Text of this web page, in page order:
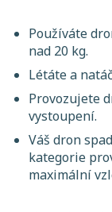
Používáte
nad 20 kg.
Létáte a
Provozujete
vystoupení.
Váš dron
kategorie
maximální